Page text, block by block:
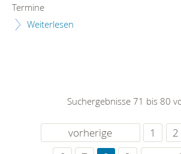
Termine
Weiterlesen
Suchergebnisse 71 bis 80
vorherige 1 2